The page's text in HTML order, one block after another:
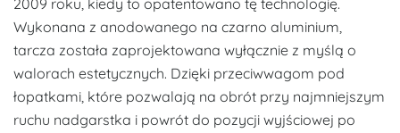
Wykonana z anodowanego na czarno aluminium,
tarcza została zaprojektowana wyłącznie z myślą o
walorach estetycznych. Dzięki przeciwwagom pod
łopatkami, które pozwalają na obrót przy najmniejszym
ruchu nadgarstka i powrót do pozycji wyjściowej po